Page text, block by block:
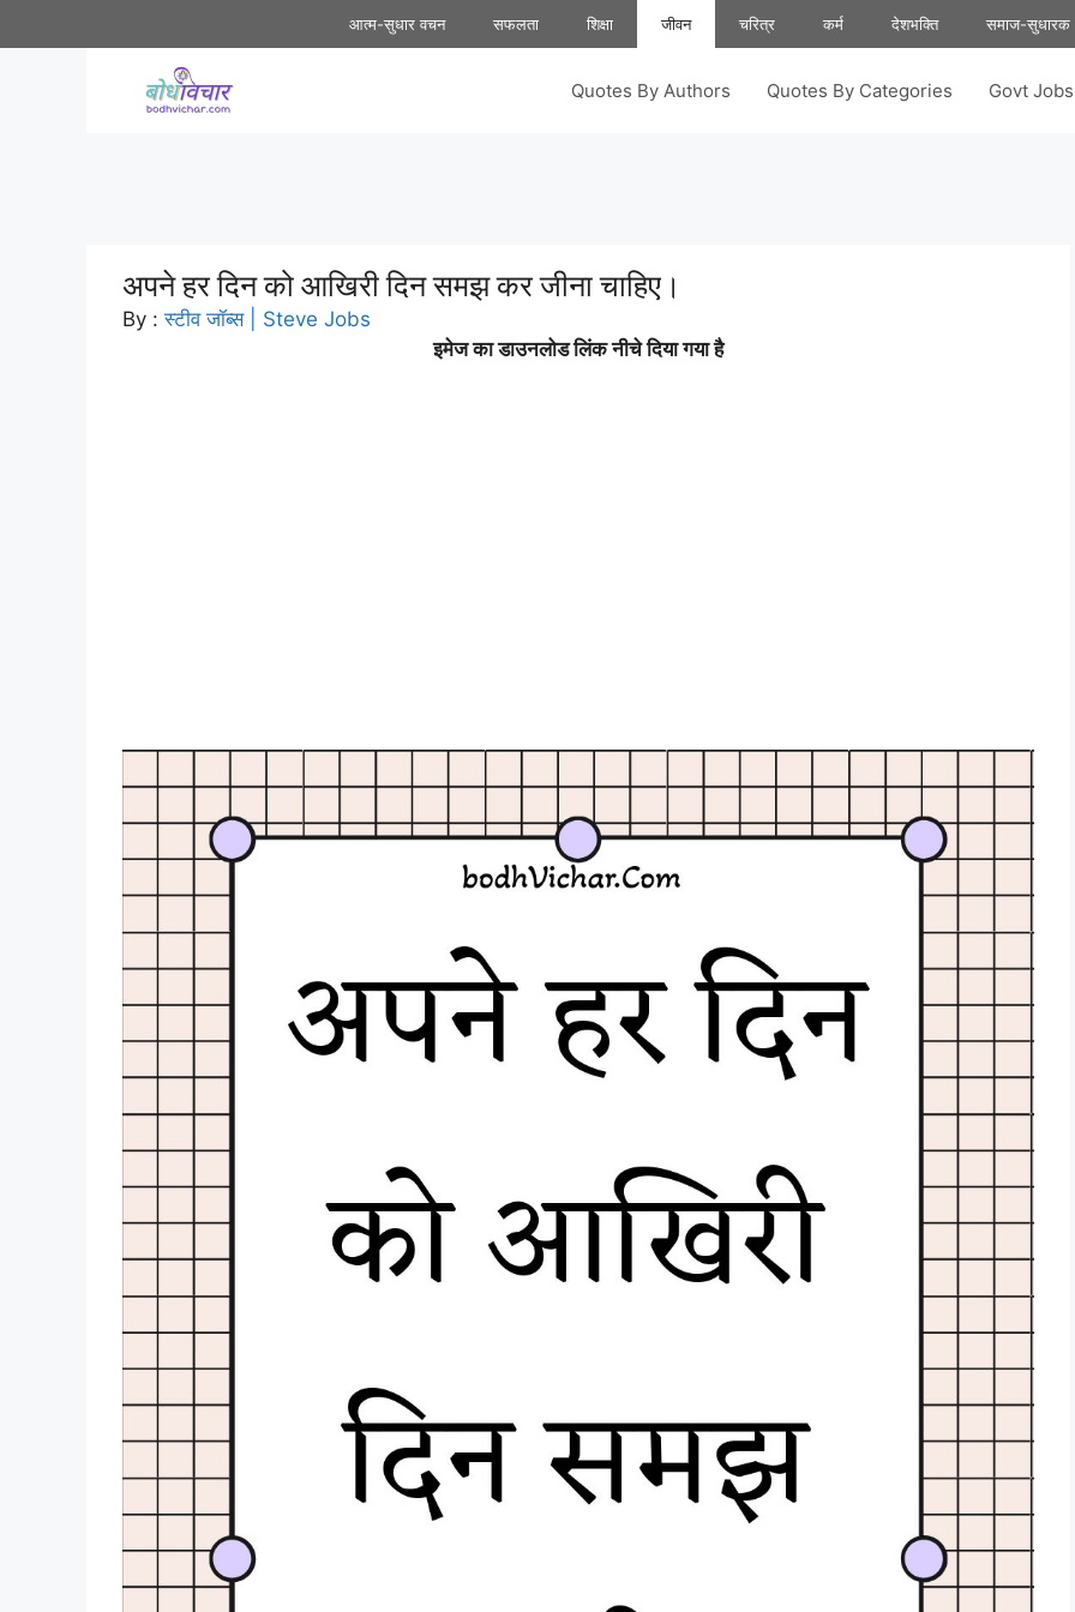
to
आत्म-सुधार वचन सफलता शिक्षा जीवन चरित्र कर्म देशभक्ति समाज-सुधारक
Quotes By Authors Quotes By Categories Govt
अपने हर दिन को आखिरी दिन समझ कर जीना चाहिए।
By :स्टीव जॉब्स | Steve Jobs
इमेज का डाउनलोड लिंक नीचे दिया गया है